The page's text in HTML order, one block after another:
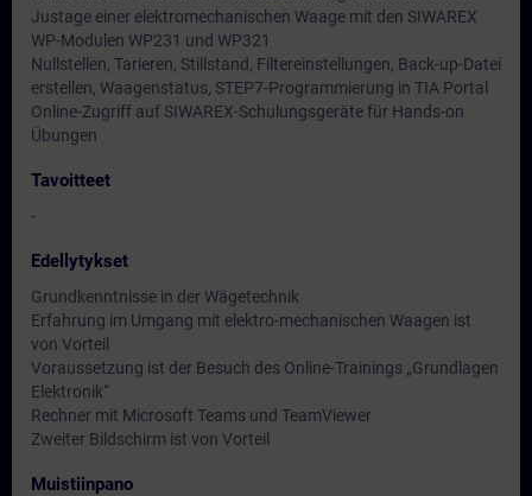
Justage einer elektromechanischen Waage mit den SIWAREX
WP-Modulen WP231 und WP321
Nullstellen, Tarieren, Stillstand, Filtereinstellungen, Back-up-Datei
erstellen, Waagenstatus, STEP7-Programmierung in TIA Portal
Online-Zugriff auf SIWAREX-Schulungsgeräte für Hands-on
Übungen
Tavoitteet
-
Edellytykset
Grundkenntnisse in der Wägetechnik
Erfahrung im Umgang mit elektro-mechanischen Waagen ist
von Vorteil
Voraussetzung ist der Besuch des Online-Trainings „Grundlagen
Elektronik“
Rechner mit Microsoft Teams und TeamViewer
Zweiter Bildschirm ist von Vorteil
Muistiinpano